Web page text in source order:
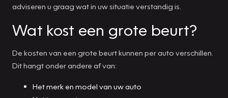
adviseren u graag wat in uw situatie verstandig is.
Wat kost een grote beurt?
De kosten van een grote beurt kunnen per auto verschillen.
Dit hangt onder andere af van:
Het merk en model van uw auto